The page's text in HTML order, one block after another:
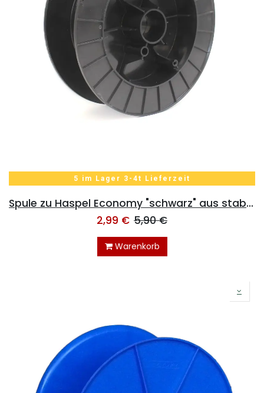
5 im Lager 3-4t Lieferzeit
Spule zu Haspel Economy "schwarz" aus stabiler Kunststoff dm 35cm
2,99 € 5,90€
Warenkorb